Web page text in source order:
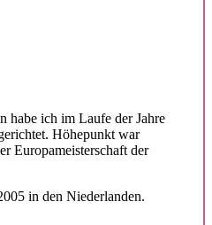
habe ich im Laufe der Jahre
Höhepunkt war
Europameisterschaft der
in den Niederlanden.